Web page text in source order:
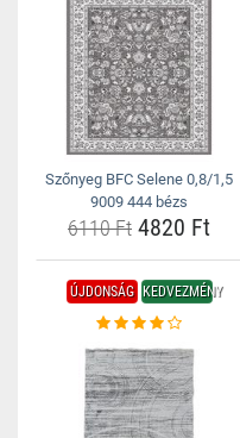
Szőnyeg BFC Selene 0,8/1,5
9009 444 bézs
6110 Ft 4820 Ft
ÚJDONSÁG KEDVEZMÉNY